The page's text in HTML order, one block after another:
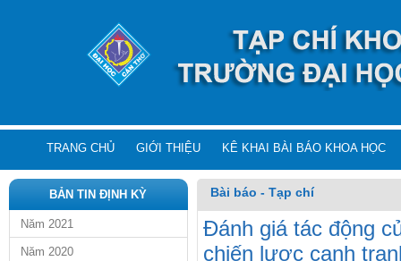
TRANG CHỦ GIỚI THIỆU KÊ KHAI BÀI BÁO KHOA HỌC
BẢN TIN ĐỊNH KỲ
Năm 2021
Năm 2020
Bài báo - Tạp chí
Đánh giá tác động
chiến lược cạnh